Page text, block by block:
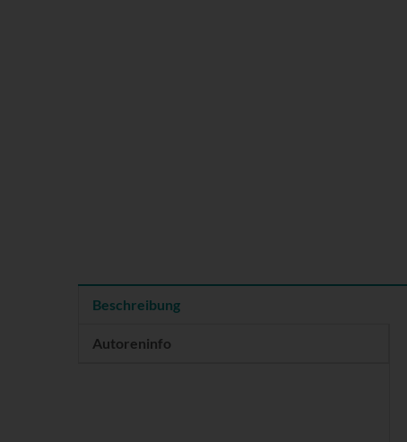
Beschreibung
Autoreninfo